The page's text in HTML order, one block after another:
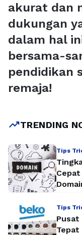
akurat dan
dukungan
dalam hal
bersama-
pendidikan
remaja!
trending_upTRENDING
Tips
Tips
Pusat
Tepat